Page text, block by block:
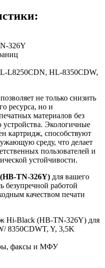
326Y
L8250CDN, HL-8350CDW,
не только снизить
ресурса, но и
материалов без
Экологичные
картридж, способствуют
среду, что делает
пользователей и
устойчивости.
TN-326Y) для вашего
безупречной работой
качеством печати
Hi-Black (HB-TN-326Y) для
8350CDWT, Y, 3,5K
факсы и МФУ